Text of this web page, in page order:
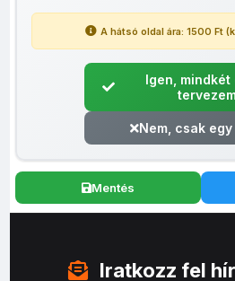
A hátsó oldal ára: 1500 Ft
Igen, mindkét
Nem, csak
Mentés
Iratkozz fel